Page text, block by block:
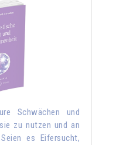
Schwächen und
zu nutzen und an
es Eifersucht,